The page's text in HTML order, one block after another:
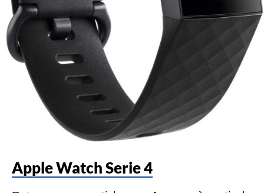
Apple Watch Serie 4